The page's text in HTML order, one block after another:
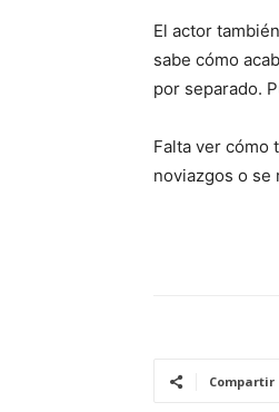
El actor
sabe cómo
por separado.
Falta ver cómo
noviazgos o se
Compartir